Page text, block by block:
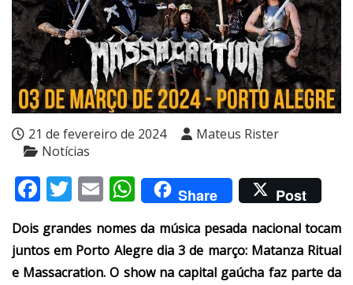
21 de fevereiro de 2024
Mateus Rister
Notícias
Facebook
Twitter
EmailWhatsApp
Share Post
Dois grandes nomes da música pesada nacional tocam
juntos em Porto Alegre dia 3 de março: Matanza Ritual
e Massacration. O show na capital gaúcha faz parte da